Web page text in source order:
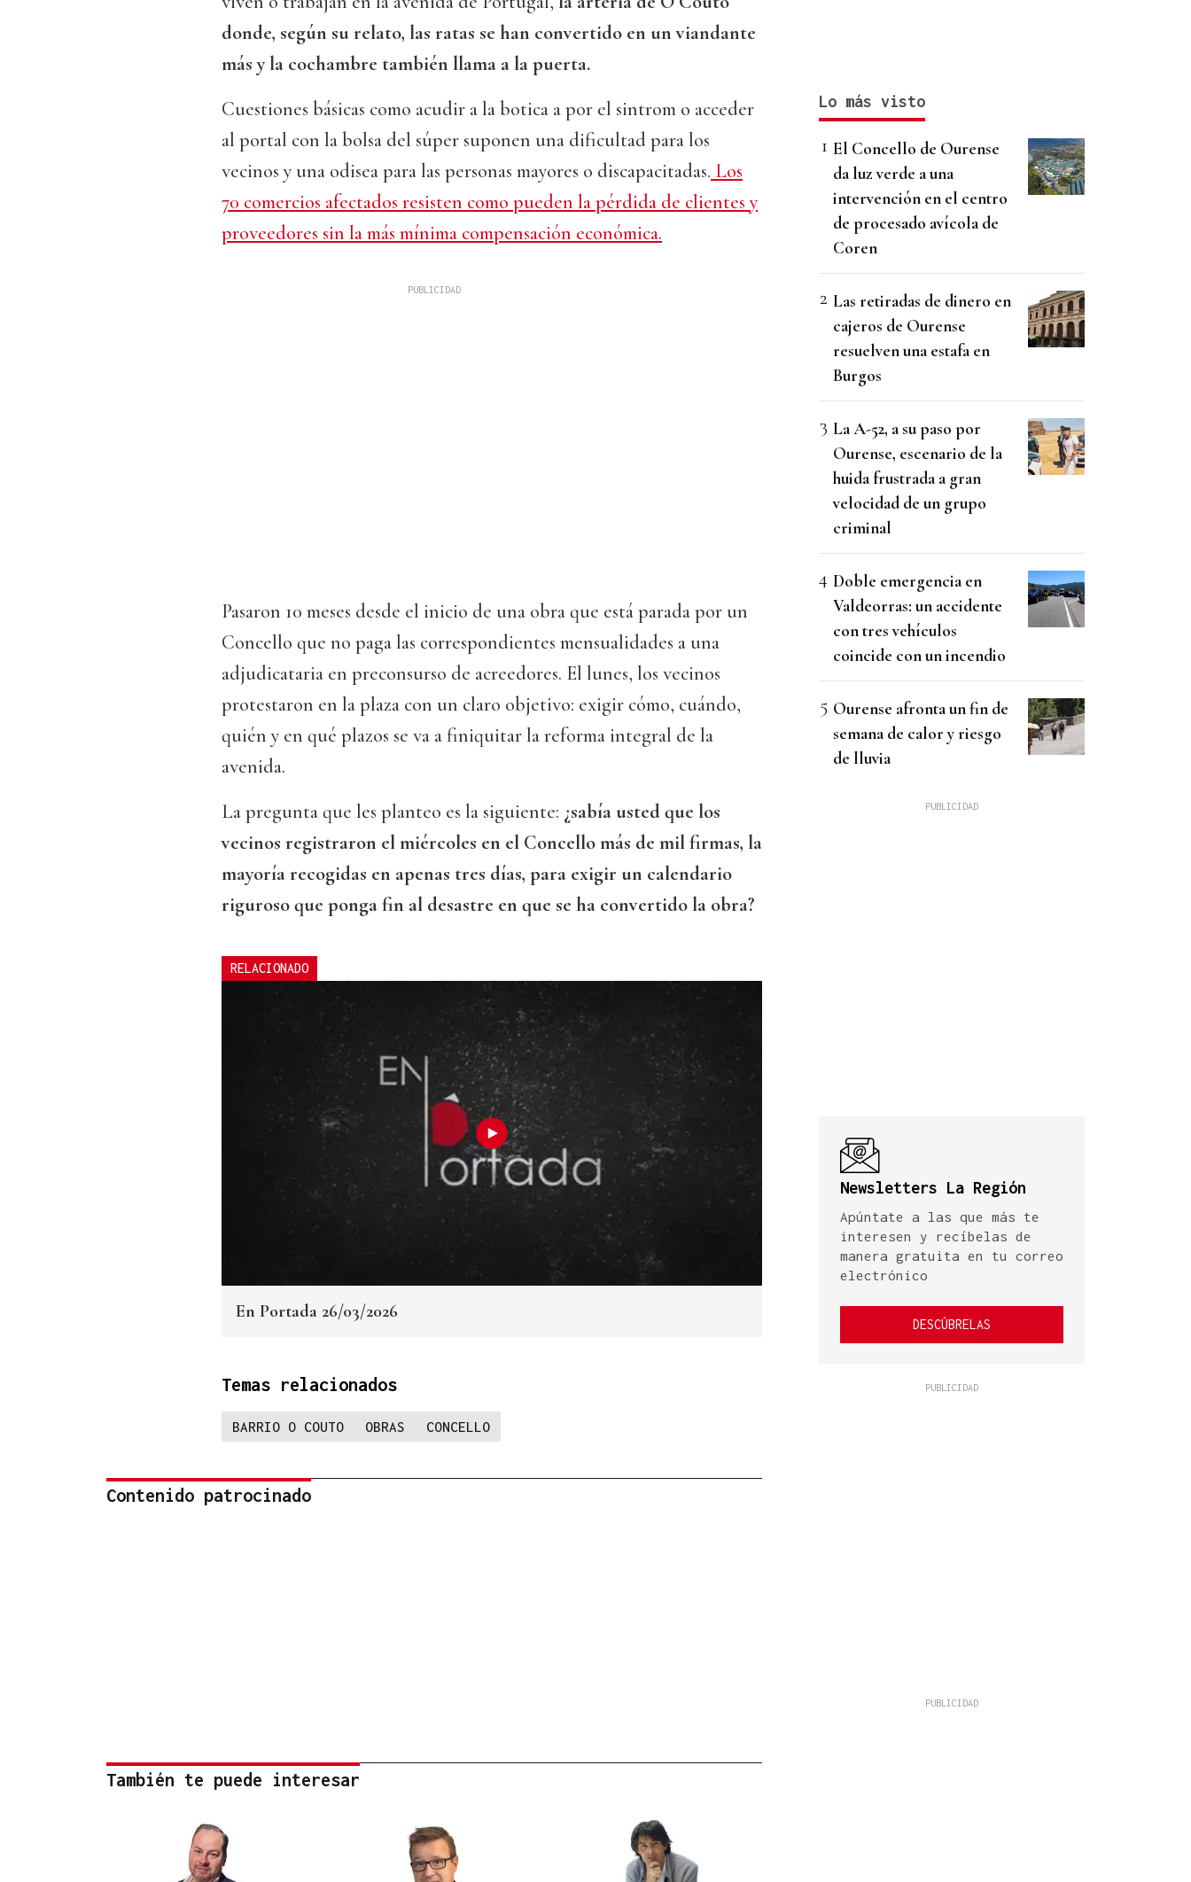
donde, según su relato, las ratas se han convertido en un viandante
más y la cochambre también llama a la puerta.
Cuestiones básicas como acudir a la botica a por el sintrom o acceder
al portal con la bolsa del súper suponen una dificultad para los
vecinos y una odisea para las personas mayores o discapacitadas. Los
70 comercios afectados resisten como pueden la pérdida de clientes y
proveedores sin la más mínima compensación económica.
Pasaron 10 meses desde el inicio de una obra que está parada por un
Concello que no paga las correspondientes mensualidades a una
adjudicataria en preconsurso de acreedores. El lunes, los vecinos
protestaron en la plaza con un claro objetivo: exigir cómo, cuándo,
quién y en qué plazos se va a finiquitar la reforma integral de la
avenida.
La pregunta que les planteo es la siguiente: ¿sabía usted que los
vecinos registraron el miércoles en el Concello más de mil firmas, la
mayoría recogidas en apenas tres días, para exigir un calendario
riguroso que ponga fin al desastre en que se ha convertido la obra?
RELACIONADO
En Portada 26/03/2026
Temas relacionados
BARRIO O COUTO OBRAS CONCELLO
Contenido patrocinado
También te puede interesar
Lo más visto
El Concello de Ourense
da luz verde a una
intervención en el centro
de procesado avícola de
Coren
Las retiradas de dinero en
cajeros de Ourense
resuelven una estafa en
Burgos
La A-52, a su paso por
Ourense, escenario de la
huida frustrada a gran
velocidad de un grupo
criminal
Doble emergencia en
Valdeorras: un accidente
con tres vehículos
coincide con un incendio
Ourense afronta un fin de
semana de calor y riesgo
de lluvia
Newsletters La Región
Apúntate a las que más te
interesen y recíbelas de
manera gratuita en tu correo
electrónico
DESCÚBRELAS